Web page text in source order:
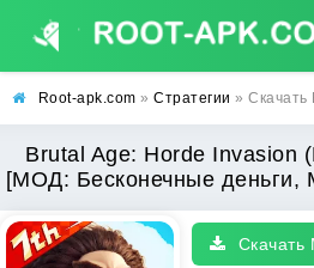
Root-apk.com » Стратегии » Скачать Brutal Age: Horde Invasion
Brutal Age: Horde Invasion
[МОД: Бесконечные деньги,
Скачать